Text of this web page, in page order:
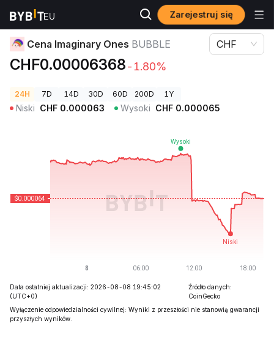
Zarejestruj się
Ceny kryptowalut Cena Imaginary Ones BUBBLE
Cena Imaginary Ones BUBBLE
CHF0.00006368-1.80%
CHF
24H 7D 14D 30D 60D 200D 1Y
Niski CHF 0.000063 Wysoki CHF 0.000065
Data ostatniej aktualizacji: 2026-08-08 19:45:02
(UTC+0)
Źródło danych:
CoinGecko
Wyłączenie odpowiedzialności cywilnej: Wyniki z przeszłości nie stanowią gwarancji
przyszłych wyników.